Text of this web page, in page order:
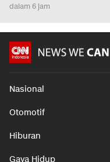
dalam 6 jam
Nasional
Otomotif
Hiburan
Gaya Hidup